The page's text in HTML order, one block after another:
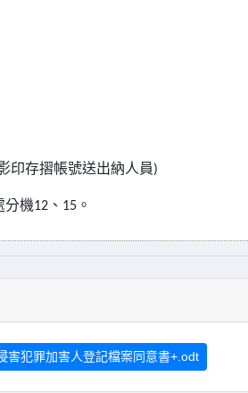
印存摺帳號送出納人員)
分機12 、 15 。
害犯罪加害人登記檔案同意書+.odt